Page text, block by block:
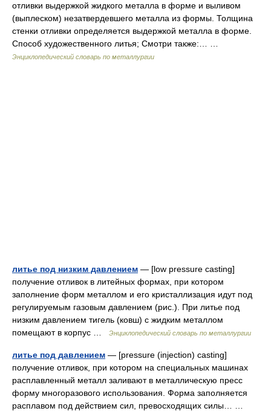
отливки выдержкой жидкого металла в форме и выливом
(выплеском) незатвердевшего металла из формы. Толщина
стенки отливки определяется выдержкой металла в форме.
Способ художественного литья; Смотри также:… …
Энциклопедический словарь по металлургии
литье под низким давлением — [low pressure casting]
получение отливок в литейных формах, при котором
заполнение форм металлом и его кристаллизация идут под
регулируемым газовым давлением (рис.). При литье под
низким давлением тигель (ковш) с жидким металлом
помещают в корпус …
Энциклопедический словарь по металлургии
литье под давлением — [pressure (injection) casting]
получение отливок, при котором на специальных машинах
расплавленный металл заливают в металлическую пресс
форму многоразового использования. Форма заполняется
расплавом под действием сил, превосходящих силы… …